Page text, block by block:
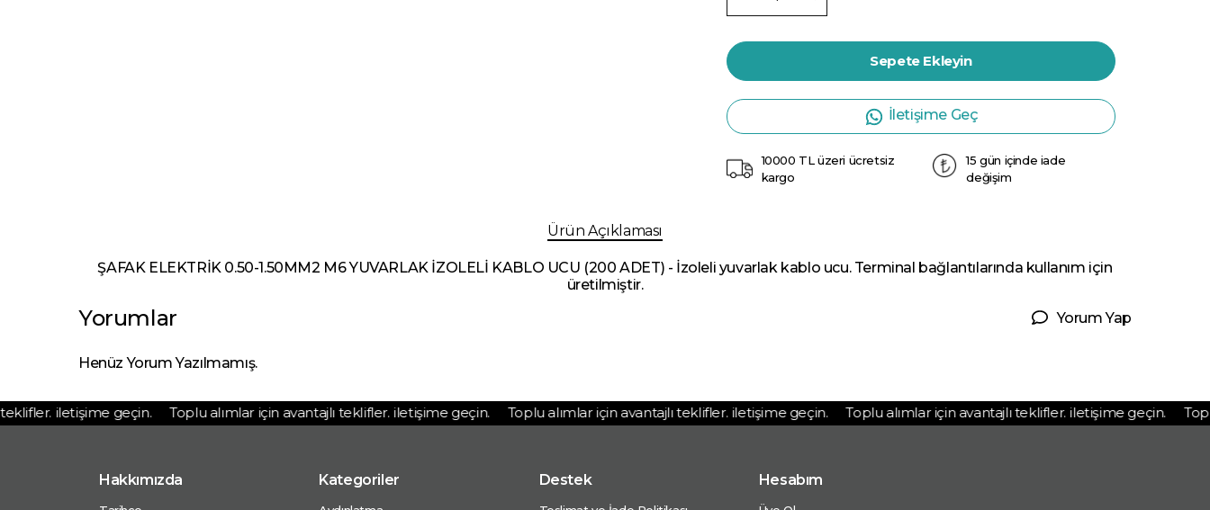
Sepete Ekleyin
İletişime Geç
10000 TL üzeri ücretsiz
kargo
15 gün içinde iade
değişim
Ürün Açıklaması
ŞAFAK ELEKTRİK 0.50-1.50MM2 M6 YUVARLAK İZOLELİ KABLO UCU (200 ADET) - İzoleli yuvarlak kablo ucu. Terminal bağlantılarında kullanım için
üretilmiştir.
Yorumlar Yorum Yap
Henüz Yorum Yazılmamış.
iletişime geçin. Toplu alımlar için avantajlı teklifler. iletişime geçin. Toplu alımlar için avantajlı teklifler. iletişime geçin. Toplu alımlar için avantajlı teklifler. iletişime geçin.
Hakkımızda Kategoriler Destek Hesabım